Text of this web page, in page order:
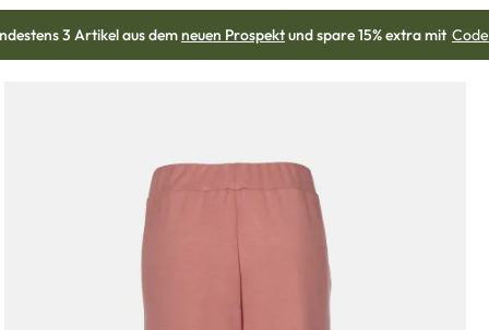
3 Artikel aus demneuen Prospektund spare 15% extra mit